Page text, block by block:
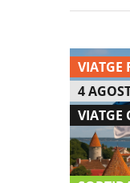
VIATGE
VIATGE
4